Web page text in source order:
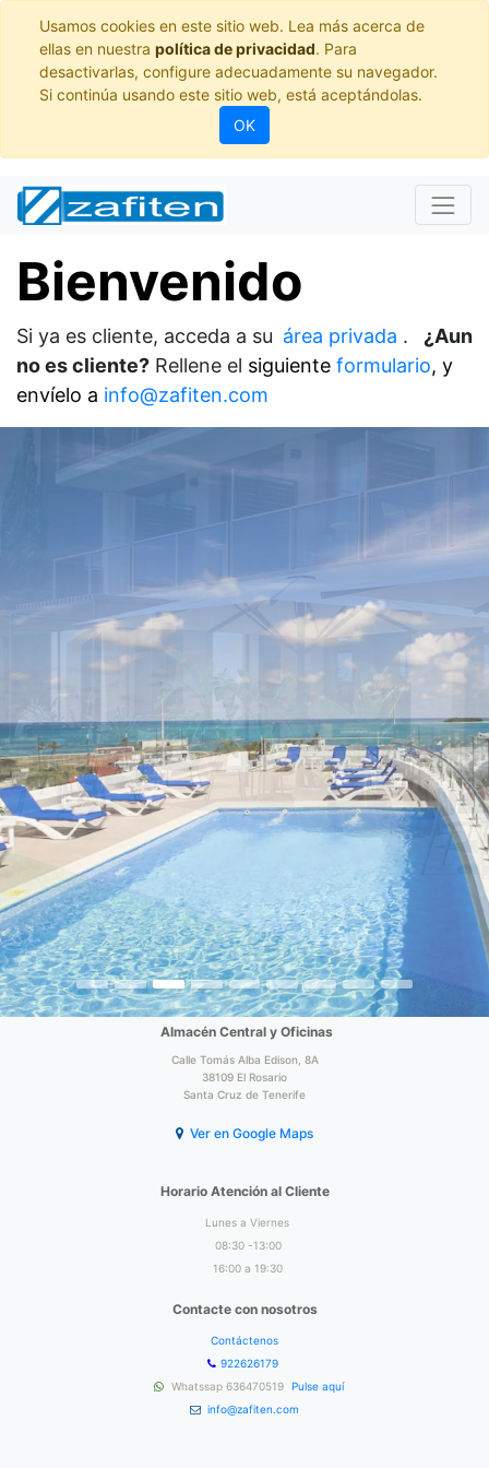
Usamos cookies en este sitio web. Lea más acerca de
ellas en nuestra política de privacidad. Para
desactivarlas, configure adecuadamente su navegador.
Si continúa usando este sitio web, está aceptándolas.
OK
Bienvenido
Si ya es cliente, acceda a su área privada .
¿Aun
no es cliente? Rellene el siguiente formulario, y
envíelo a info@zafiten.com
Almacén Central y Oficinas
Calle Tomás Alba Edison, 8A
38109 El Rosario
Santa Cruz de Tenerife
Ver en Google Maps
Horario Atención al Cliente
Lunes a Viernes
08:30 -13:00
16:00 a 19:30
Contacte con nosotros
Contáctenos
922626179
Whatssap 636470519
Pulse aquí
info@zafiten.com